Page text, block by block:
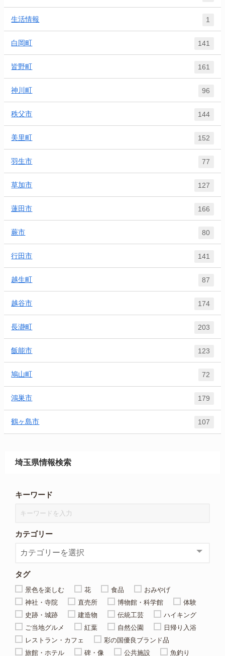
生活情報 1
白岡町 141
皆野町 161
神川町 96
秩父市 144
美里町 152
羽生市 77
草加市 127
蓮田市 166
蕨市 80
行田市 141
越生町 87
越谷市 174
長瀞町 203
飯能市 123
鳩山町 72
鴻巣市 179
鶴ヶ島市 107
埼玉県情報検索
キーワード
カテゴリー
タグ
景色を楽しむ 花 食品
おみやげ
神社・寺院
直売所 博物館・科学館
体験
史跡・城跡
建造物 伝統工芸
ハイキング
ご当地グルメ
紅葉 自然公園
日帰り入浴
レストラン・カフェ
彩の国優良ブランド品
旅館・ホテル
碑・像 公共施設 魚釣り